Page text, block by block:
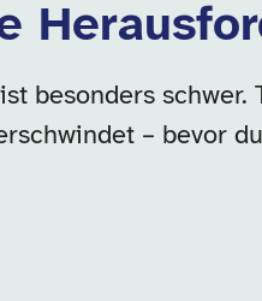
besonders
– bevor